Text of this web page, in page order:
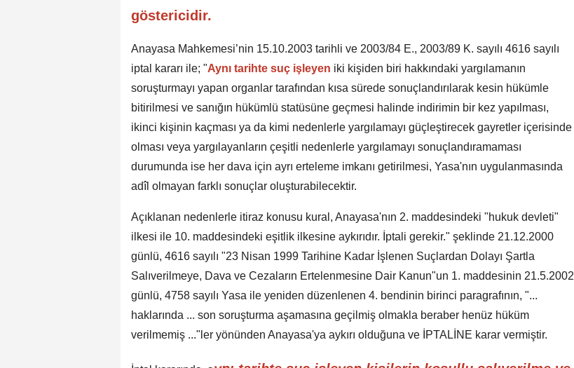
göstericidir.
Anayasa Mahkemesi’nin 15.10.2003 tarihli ve 2003/84 E., 2003/89 K. sayılı 4616 sayılı
iptal kararı ile; "Aynı tarihte suç işleyen iki kişiden biri hakkındaki yargılamanın
soruşturmayı yapan organlar tarafından kısa sürede sonuçlandırılarak kesin hükümle
bitirilmesi ve sanığın hükümlü statüsüne geçmesi halinde indirimin bir kez yapılması,
ikinci kişinin kaçması ya da kimi nedenlerle yargılamayı güçleştirecek gayretler içerisinde
olması veya yargılayanların çeşitli nedenlerle yargılamayı sonuçlandıramaması
durumunda ise her dava için ayrı erteleme imkanı getirilmesi, Yasa'nın uygulanmasında
adîl olmayan farklı sonuçlar oluşturabilecektir.
Açıklanan nedenlerle itiraz konusu kural, Anayasa'nın 2. maddesindeki "hukuk devleti"
ilkesi ile 10. maddesindeki eşitlik ilkesine aykırıdır. İptali gerekir." şeklinde 21.12.2000
günlü, 4616 sayılı "23 Nisan 1999 Tarihine Kadar İşlenen Suçlardan Dolayı Şartla
Salıverilmeye, Dava ve Cezaların Ertelenmesine Dair Kanun"un 1. maddesinin 21.5.2002
günlü, 4758 sayılı Yasa ile yeniden düzenlenen 4. bendinin birinci paragrafının, "...
haklarında ... son soruşturma aşamasına geçilmiş olmakla beraber henüz hüküm
verilmemiş ..."ler yönünden Anayasa'ya aykırı olduğuna ve İPTALİNE karar vermiştir.